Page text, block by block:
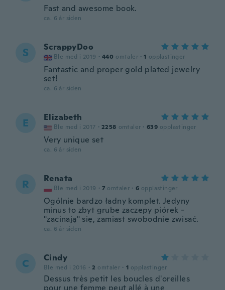
Fast and awesome book.
ca. 6 år siden
S ScrappyDoo
Ble med i 2019 · 440 omtaler · 1 opplastinger
Fantastic and proper gold plated jewelry
set!
ca. 6 år siden
E Elizabeth
Ble med i 2017 · 2258 omtaler · 639 opplastinger
Very unique set
ca. 6 år siden
R Renata
Ble med i 2019 · 7 omtaler · 6 opplastinger
Ogólnie bardzo ładny komplet. Jedyny
minus to zbyt grube zaczepy piórek -
"zacinają" się, zamiast swobodnie zwisać.
ca. 6 år siden
C Cindy
Ble med i 2016 · 2 omtaler · 1 opplastinger
Dessus très petit les boucles d'oreilles
pour une femme peut allé à une